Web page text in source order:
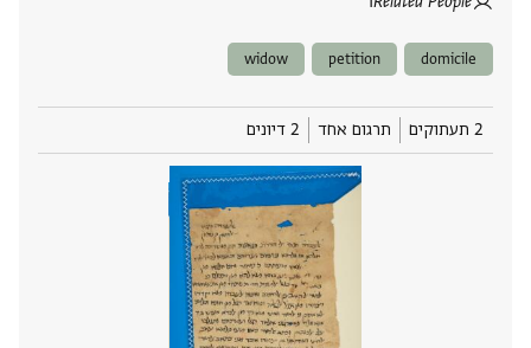
domicile
petition
widow
2 תעתוקים תרגום אחד 2 דיונים